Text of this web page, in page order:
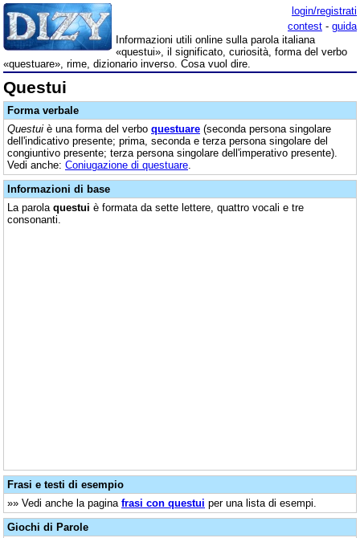
login/registrati
contest - guida
Informazioni utili online sulla parola italiana
«questui», il significato, curiosità, forma del verbo
«questuare», rime, dizionario inverso. Cosa vuol dire.
Questui
Forma verbale
Questui è una forma del verbo questuare (seconda persona singolare
dell'indicativo presente; prima, seconda e terza persona singolare del
congiuntivo presente; terza persona singolare dell'imperativo presente).
Vedi anche: Coniugazione di questuare
Informazioni di base
La parola questui è formata da sette lettere, quattro vocali e tre
consonanti.
Frasi e testi di esempio
»» Vedi anche la pagina frasi con questui per una lista di esempi.
Giochi di Parole